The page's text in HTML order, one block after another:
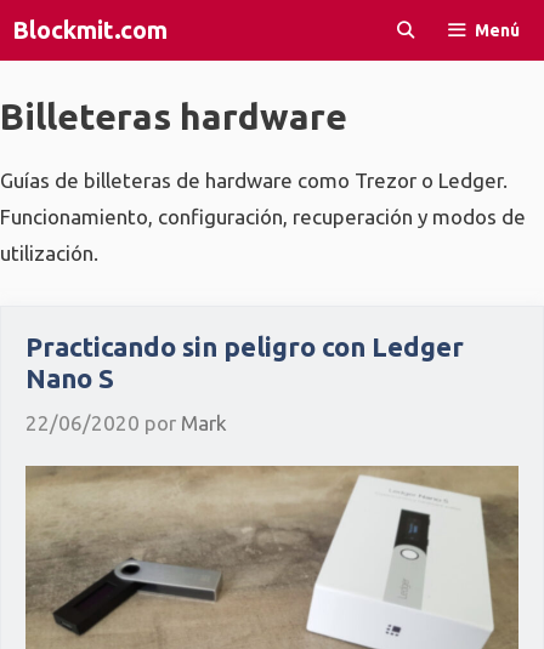
Saltar
Blockmit.com Menú
Billeteras hardware
Guías de billeteras de hardware como Trezor o Ledger.
Funcionamiento, configuración, recuperación y modos de
utilización.
Practicando sin peligro con Ledger
Nano S
22/06/2020 por Mark